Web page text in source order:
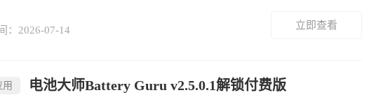
：2026-07-14 立即查看
用 电池大师Battery Guru v2.5.0.1解锁付费版